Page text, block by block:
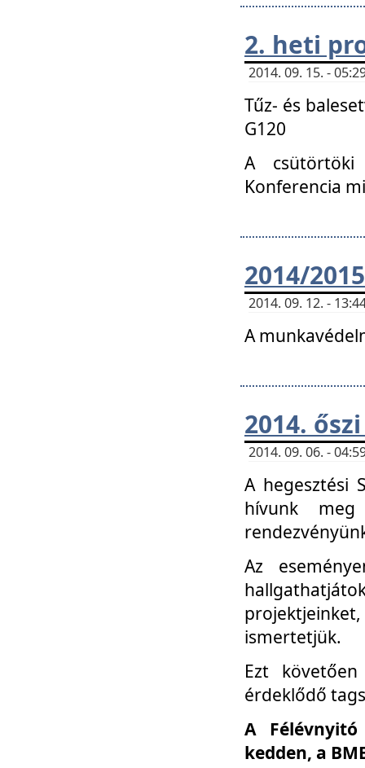
2. heti
2014. 09. 15. -
Tűz- és
G120
A csütörtöki
Konferencia
2014/
2014. 09. 12. -
A
2014.
2014. 09. 06. -
A hegesztési
hívunk
Az
ismertetjük.
Ezt
érdeklődő
A
kedden, a